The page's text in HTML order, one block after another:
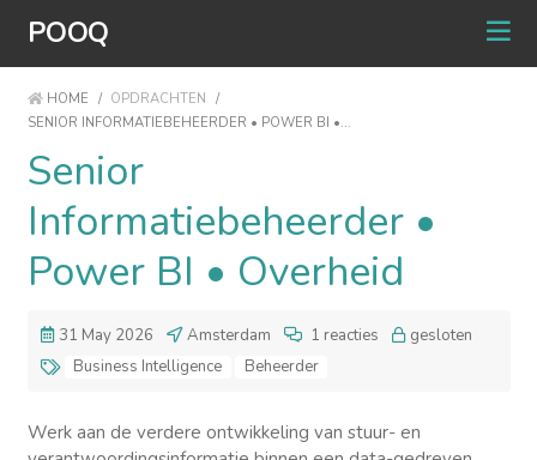
POOQ
HOME / OPDRACHTEN /
SENIOR INFORMATIEBEHEERDER • POWER BI •...
Senior
Informatiebeheerder •
Power BI • Overheid
31 May 2026 Amsterdam 1 reacties
gesloten
Business Intelligence
Beheerder
Werk aan de verdere ontwikkeling van stuur- en